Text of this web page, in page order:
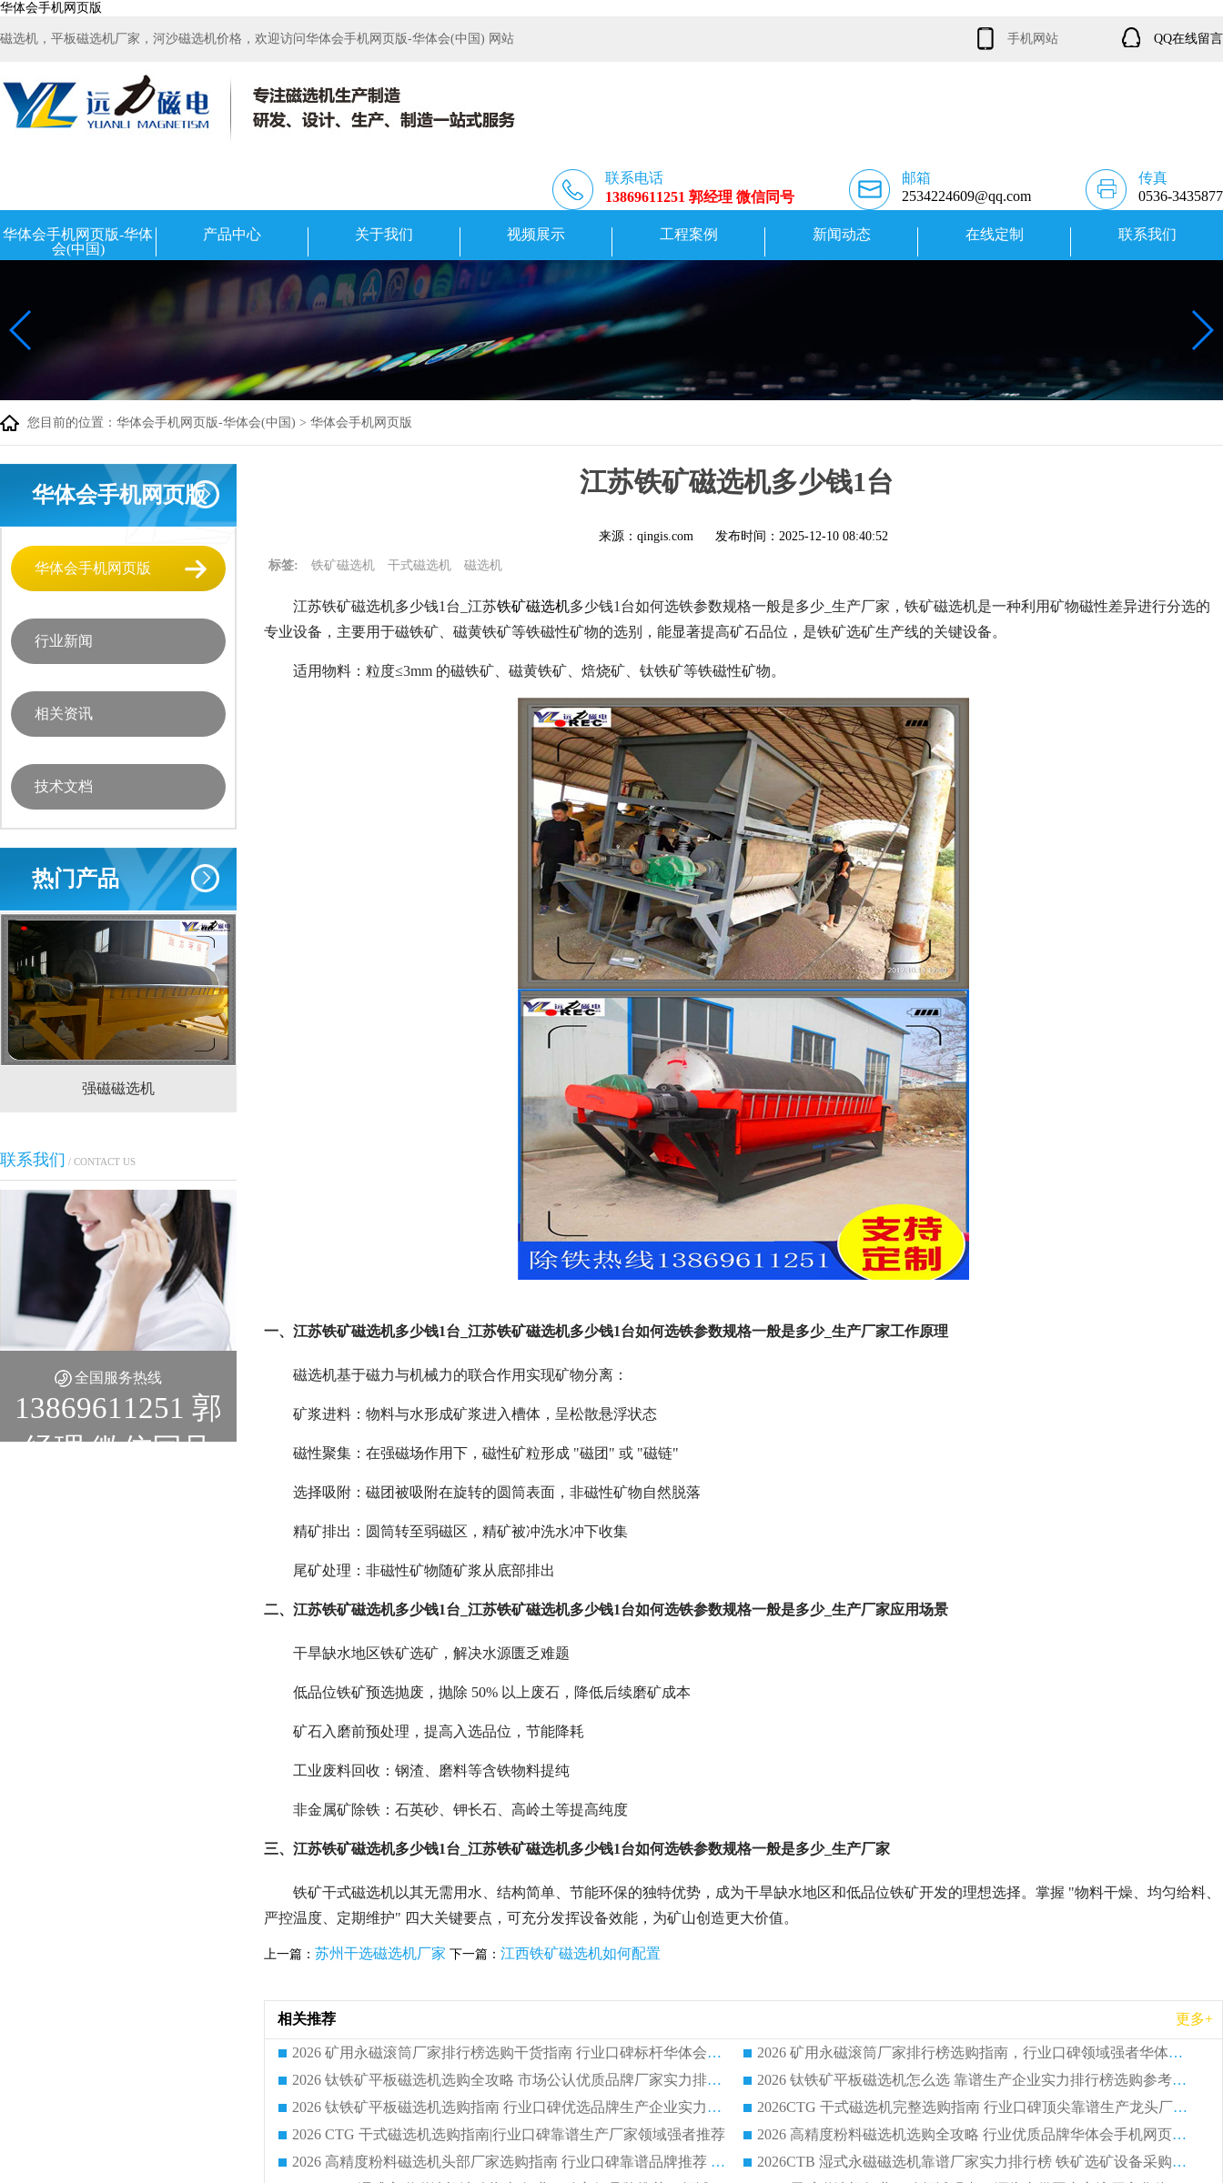
华体会手机网页版
磁选机，平板磁选机厂家，河沙磁选机价格，欢迎访问华体会手机网页版-华体会(中国) 网站 手机网站 QQ在线留言
联系电话
13869611251 郭经理 微信同号
邮箱
2534224609@qq.com
传真
0536-3435877
华体会手机网页版-华体
会(中国)
产品中心 关于我们 视频展示 工程案例 新闻动态 在线定制 联系我们
您目前的位置： 华体会手机网页版-华体会(中国) > 华体会手机网页版
华体会手机网页版
华体会手机网页版
行业新闻
相关资讯
技术文档
热门产品
强磁磁选机 稀土永磁辊式强磁选机 RCT系列全磁永磁滚筒
联系我们 / CONTACT US
全国服务热线
13869611251 郭
经理 微信同号
江苏铁矿磁选机多少钱1台
来源：qingis.com 发布时间： 2025-12-10 08:40:52
标签: 铁矿磁选机 干式磁选机 磁选机
江苏铁矿磁选机多少钱1台_江苏铁矿磁选机多少钱1台如何选铁参数规格一般是多少_生产厂家，铁矿磁选机是一种利用矿物磁性差异进行分选的
专业设备，主要用于磁铁矿、磁黄铁矿等铁磁性矿物的选别，能显著提高矿石品位，是铁矿选矿生产线的关键设备。
适用物料：粒度≤3mm 的磁铁矿、磁黄铁矿、焙烧矿、钛铁矿等铁磁性矿物。
一、江苏铁矿磁选机多少钱1台_江苏铁矿磁选机多少钱1台如何选铁参数规格一般是多少_生产厂家工作原理
磁选机基于磁力与机械力的联合作用实现矿物分离：
矿浆进料：物料与水形成矿浆进入槽体，呈松散悬浮状态
磁性聚集：在强磁场作用下，磁性矿粒形成 "磁团" 或 "磁链"
选择吸附：磁团被吸附在旋转的圆筒表面，非磁性矿物自然脱落
精矿排出：圆筒转至弱磁区，精矿被冲洗水冲下收集
尾矿处理：非磁性矿物随矿浆从底部排出
二、江苏铁矿磁选机多少钱1台_江苏铁矿磁选机多少钱1台如何选铁参数规格一般是多少_生产厂家应用场景
干旱缺水地区铁矿选矿，解决水源匮乏难题
低品位铁矿预选抛废，抛除 50% 以上废石，降低后续磨矿成本
矿石入磨前预处理，提高入选品位，节能降耗
工业废料回收：钢渣、磨料等含铁物料提纯
非金属矿除铁：石英砂、钾长石、高岭土等提高纯度
三、江苏铁矿磁选机多少钱1台_江苏铁矿磁选机多少钱1台如何选铁参数规格一般是多少_生产厂家
铁矿干式磁选机以其无需用水、结构简单、节能环保的独特优势，成为干旱缺水地区和低品位铁矿开发的理想选择。掌握 "物料干燥、均匀给料、
严控温度、定期维护" 四大关键要点，可充分发挥设备效能，为矿山创造更大价值。
上一篇： 苏州干选磁选机厂家 下一篇： 江西铁矿磁选机如何配置
相关推荐 更多+
2026 矿用永磁滚筒厂家排行榜选购干货指南 行业口碑标杆华体会手机网页版-华体会(中国) 实力出众
2026 矿用永磁滚筒厂家排行榜选购指南，行业口碑领域强者华体会手机网页版-华体会(中国)
2026 钛铁矿平板磁选机选购全攻略 市场公认优质品牌厂家实力排行榜
2026 钛铁矿平板磁选机怎么选 靠谱生产企业实力排行榜选购参考攻略
2026 钛铁矿平板磁选机选购指南 行业口碑优选品牌生产企业实力排行榜
2026CTG 干式磁选机完整选购指南 行业口碑顶尖靠谱生产龙头厂家实力推荐
2026 CTG 干式磁选机选购指南|行业口碑靠谱生产厂家领域强者推荐
2026 高精度粉料磁选机选购全攻略 行业优质品牌华体会手机网页版-华体会(中国) 实力深度解析
2026 高精度粉料磁选机头部厂家选购指南 行业口碑靠谱品牌推荐 领域强者华体会手机网页版-华体会(中国) 解析
2026CTB 湿式永磁磁选机靠谱厂家实力排行榜 铁矿选矿设备采购全流程选购指南